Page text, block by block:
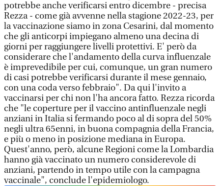
potrebbe anche verificarsi entro dicembre - precisa
Rezza - come già avvenne nella stagione 2022-23, per
la vaccinazione siamo in zona Cesarini, dal momento
che gli anticorpi impiegano almeno una decina di
giorni per raggiungere livelli protettivi. E' però da
considerare che l'andamento della curva influenzale
è imprevedibile per cui, comunque, un gran numero
di casi potrebbe verificarsi durante il mese gennaio,
con una coda verso febbraio". Da qui l'invito a
vaccinarsi per chi non l'ha ancora fatto. Rezza ricorda
che "le coperture per il vaccino antinfluenzale negli
anziani in Italia si fermando poco al di sopra del 50%
negli ultra 65enni, in buona compagnia della Francia,
e più o meno in posizione mediana in Europa.
Quest'anno, però, alcune Regioni come la Lombardia
hanno già vaccinato un numero considerevole di
anziani, partendo in tempo utile con la campagna
vaccinale", conclude l'epidemiologo.